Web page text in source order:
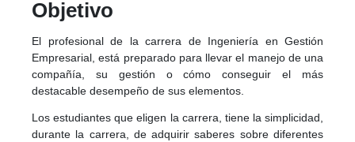
Objetivo
El profesional de la carrera de Ingeniería en Gestión
Empresarial, está preparado para llevar el manejo de una
compañía, su gestión o cómo conseguir el más
destacable desempeño de sus elementos.
Los estudiantes que eligen la carrera, tiene la simplicidad,
durante la carrera, de adquirir saberes sobre diferentes